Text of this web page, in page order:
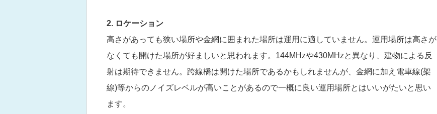
2. ロケーション
高さがあっても狭い場所や金網に囲まれた場所は運用に適していません。運用場所は高さが
なくても開けた場所が好ましいと思われます。144MHzや430MHzと異なり、建物による反
射は期待できません。跨線橋は開けた場所であるかもしれませんが、金網に加え電車線(架
線)等からのノイズレベルが高いことがあるので一概に良い運用場所とはいいがたいと思い
ます。